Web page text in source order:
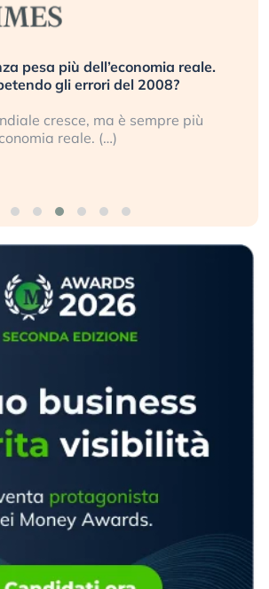
pesa più dell’economia reale.
gli errori del 2008?
cresce, ma è sempre più
reale. (…)